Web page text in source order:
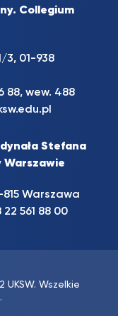
Collegium
3, 01-938
88, wew. 488
Stefana
Warszawie
Warszawa
561 88 00
UKSW. Wszelkie